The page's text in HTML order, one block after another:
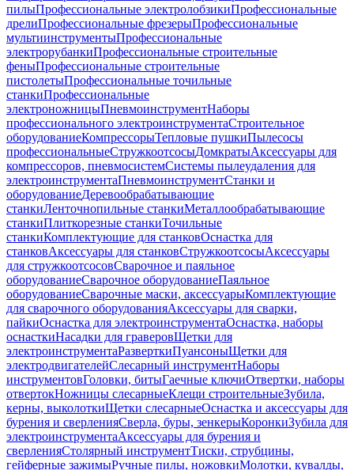
пилыПрофессиональные электролобзикиПрофессиональные
дрелиПрофессиональные фрезерыПрофессиональные
мультиинструментыПрофессиональные
электрорубанкиПрофессиональные строительные
феныПрофессиональные строительные
пистолетыПрофессиональные точильные
станкиПрофессиональные
электроножницыПневмоинструментНаборы
профессионального электроинструментаСтроительное
оборудованиеКомпрессорыТепловые пушкиПылесосы
профессиональныеСтружкоотсосыДомкратыАксессуары для
компрессоров, пневмосистемСистемы пылеудаления для
электроинструментаПневмоинструментСтанки и
оборудованиеДеревообрабатывающие
станкиЛенточнопильные станкиМеталлообрабатывающие
станкиПлиткорезные станкиТочильные
станкиКомплектующие для станковОснастка для
станковАксессуары для станковСтружкоотсосыАксессуары
для стружкоотсосовСварочное и паяльное
оборудованиеСварочное оборудованиеПаяльное
оборудованиеСварочные маски, аксессуарыКомплектующие
для сварочного оборудованияАксессуары для сварки,
пайкиОснастка для электроинструментаОснастка, наборы
оснасткиНасадки для граверовЩетки для
электроинструментаРазверткиПуансоныЩетки для
электродвигателейСлесарный инструментНаборы
инструментовГоловки, битыГаечные ключиОтвертки, наборы
отвертокНожницы слесарныеКлещи строительныеЗубила,
керны, выколоткиЩетки слесарныеОснастка и аксессуары для
бурения и сверленияСверла, буры, зенкерыКоронкиЗубила для
электроинструментаАксессуары для бурения и
сверленияСтолярный инструментТиски, струбцины,
гейферные зажимыРучные пилы, ножовкиМолотки, кувалды,